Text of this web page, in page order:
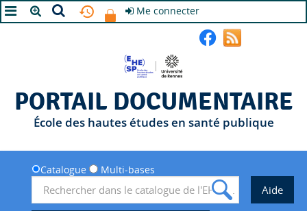
Me connecter
PORTAIL DOCUMENTAIRE
École des hautes études en santé publique
Catalogue Multi-bases